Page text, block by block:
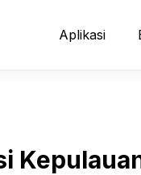
Aplikasi